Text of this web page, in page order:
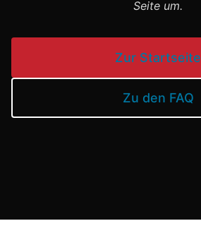
Seite um.
Zur Startseite
Zu den FAQ